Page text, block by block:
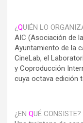
¿QUIÉN LO
AIC (Asociación de
Ayuntamiento de la
CineLab, el
y Coproducción
cuya octava edición
¿EN QUÉ CONSISTE?